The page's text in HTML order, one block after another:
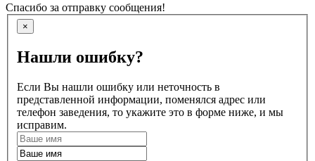
Спасибо за отправку сообщения!
×
Нашли ошибку?
Если Вы нашли ошибку или неточность в
представленной информации, поменялся адрес или
телефон заведения, то укажите это в форме ниже, и мы
исправим.